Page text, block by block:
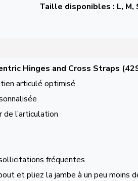
Taille disponibles : L, M,
Hinges and Cross Straps
articulé optimisé
l’articulation
fréquentes
et pliez la jambe à un peu moins